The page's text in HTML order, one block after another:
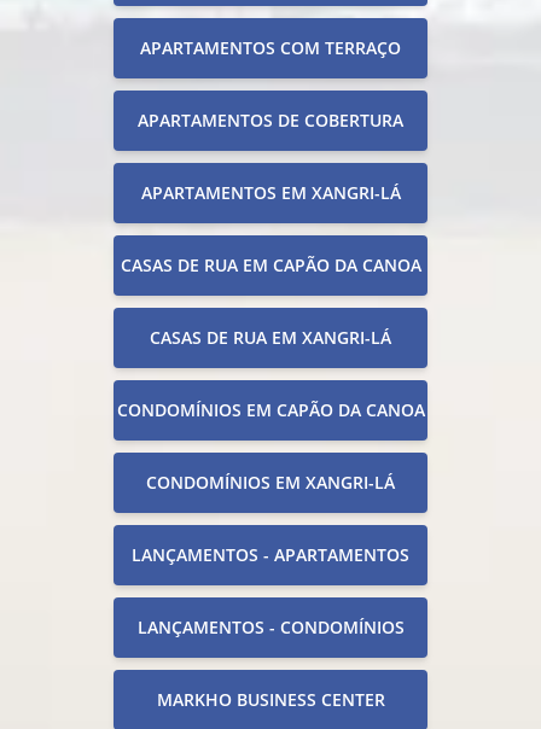
APARTAMENTOS COM TERRAÇO
APARTAMENTOS DE COBERTURA
APARTAMENTOS EM XANGRI-LÁ
CASAS DE RUA EM CAPÃO DA CANOA
CASAS DE RUA EM XANGRI-LÁ
CONDOMÍNIOS EM CAPÃO DA CANOA
CONDOMÍNIOS EM XANGRI-LÁ
LANÇAMENTOS - APARTAMENTOS
LANÇAMENTOS - CONDOMÍNIOS
MARKHO BUSINESS CENTER